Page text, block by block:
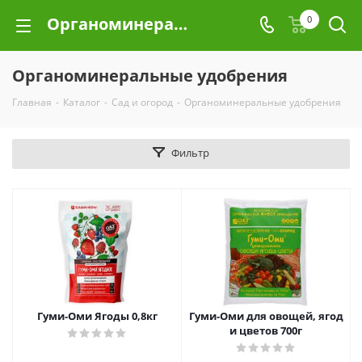
Органоминеральные удобрения 0
Органоминеральные удобрения
Главная - Каталог - Сад и огород - Органоминеральные удобрения
Фильтр
Гуми-Оми Ягоды 0,8кг
Гуми-Оми для овощей, ягод
и цветов 700г